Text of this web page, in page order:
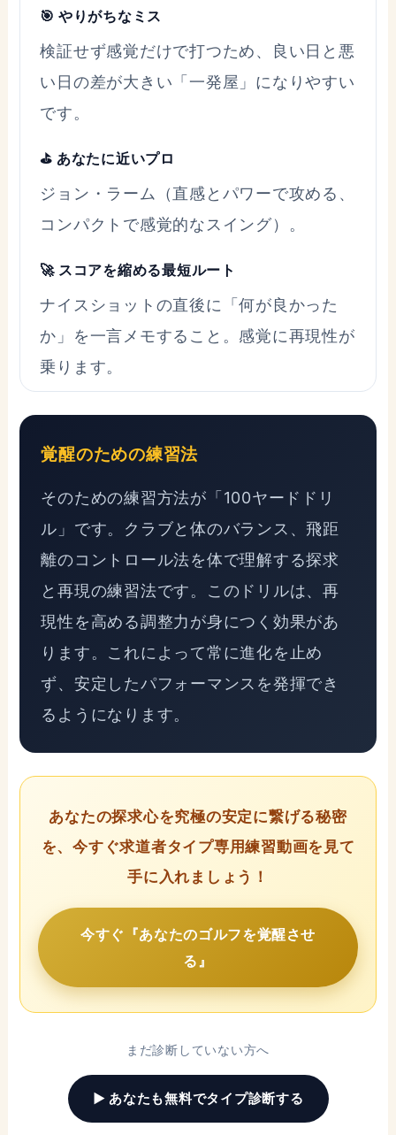
🎯 やりがちなミス
検証せず感覚だけで打つため、良い日と悪
い日の差が大きい「一発屋」になりやすい
です。
⛳ あなたに近いプロ
ジョン・ラーム（直感とパワーで攻める、
コンパクトで感覚的なスイング）。
🚀 スコアを縮める最短ルート
ナイスショットの直後に「何が良かった
か」を一言メモすること。感覚に再現性が
乗ります。
覚醒のための練習法
そのための練習方法が 「100ヤードドリ
ル」 です。クラブと体のバランス、飛距
離のコントロール法を体で理解する探求
と再現の練習法です。このドリルは、再
現性を高める調整力が身につく効果があ
ります。これによって常に進化を止め
ず、安定したパフォーマンスを発揮でき
るようになります。
あなたの探求心を究極の安定に繋げる秘密
を、今すぐ求道者タイプ専用練習動画を見て
手に入れましょう！
今すぐ『あなたのゴルフを覚醒させ
る』
まだ診断していない方へ
▶ あなたも無料でタイプ診断する